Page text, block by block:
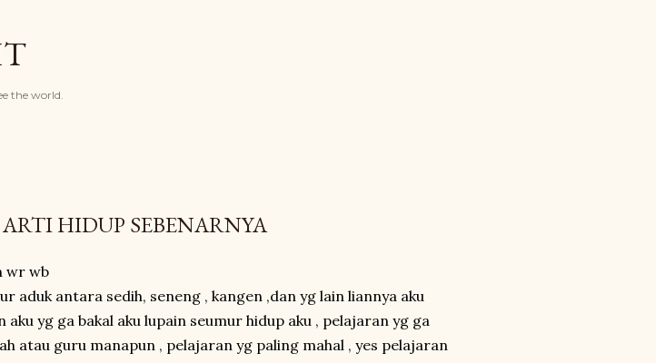
the world.
HIDUP SEBENARNYA
wr wb
aduk antara sedih, seneng , kangen ,dan yg lain liannya aku
yg ga bakal aku lupain seumur hidup aku , pelajaran yg ga
atau guru manapun , pelajaran yg paling mahal , yes pelajaran